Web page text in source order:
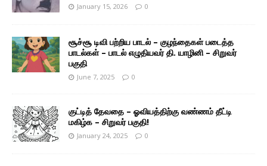
January 15, 2026 0
சூச்சூ டிவி பற்றிய பாடல் – குழந்தைகள் படைத்த
பாடல்கள் – பாடல் எழுதியவர் தி. யாழினி – சிறுவர்
பகுதி
June 7, 2025 0
குட்டித் தேவதை – ஓவியத்திற்கு வண்ணம் தீட்டி
மகிழ்க – சிறுவர் பகுதி!
January 24, 2025 0